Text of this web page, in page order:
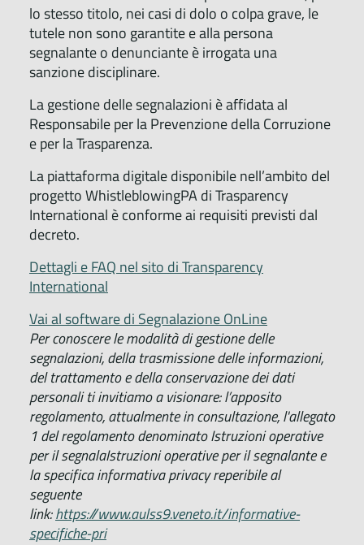
lo stesso titolo, nei casi di dolo o colpa grave, le
tutele non sono garantite e alla persona
segnalante o denunciante è irrogata una
sanzione disciplinare.
La gestione delle segnalazioni è affidata al
Responsabile per la Prevenzione della Corruzione
e per la Trasparenza.
La piattaforma digitale disponibile nell’ambito del
progetto WhistleblowingPA di Trasparency
International è conforme ai requisiti previsti dal
decreto.
Dettagli e FAQ nel sito di Transparency
International
Vai al software di Segnalazione OnLine
Per conoscere le modalità di gestione delle
segnalazioni, della trasmissione delle informazioni,
del trattamento e della conservazione dei dati
personali ti invitiamo a visionare:l’apposito
regolamento, attualmente in consultazione,l'allegato
1 del regolamento denominatoIstruzioni operative
per il segnalaIstruzioni operative per il segnalantee
la specifica informativa privacy reperibile al
seguente
link:https://www.aulss9.veneto.it/informative-
specifiche-pri